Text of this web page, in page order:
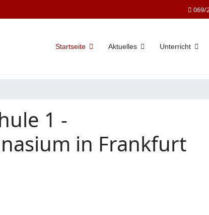
069/
Startseite Aktuelles Unterricht
1 -
in Frankfurt